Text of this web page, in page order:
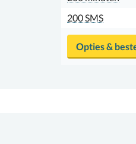
200 SMS
Opties &